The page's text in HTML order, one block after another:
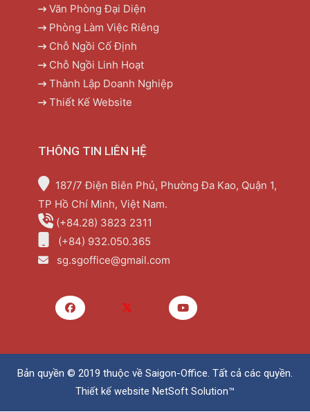
Văn Phòng Đại Diện
Phòng Làm Việc Riêng
Chỗ Ngồi Cố Định
Chỗ Ngồi Linh Hoạt
Thành Lập Doanh Nghiệp
Thiết Kế Website
THÔNG TIN LIÊN HỆ
187/7 Điện Biên Phủ, Phường Đa Kao, Quận 1,
TP Hồ Chí Minh, Việt Nam.
(+84.28) 3823 2311
(+84) 932.050.365
sg.sgoffice@gmail.com
Bản quyền © 2019 thuộc về Saigon-Office . Tất cả các quyền.
Thiết kế website NetSoft Solution™